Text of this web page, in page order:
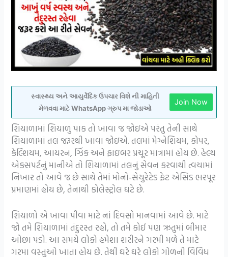
સ્વાસ્થ્ય અને આયુર્વેદિક ઉપચાર વિશે ની માહિતી
મેળવવા માટે WhatsApp ગ્રુપ મા જોડાઓ
Join Now
શિયાળામાં શિયાળુ પાક તો ખાવા જ જોઇએ પરંતુ તેની સાથે
શિયાળામાં તલ જરૂરથી ખાવા જોઇએ. તલમાં મેગ્નેશિયમ, કોપર,
કેલ્શિયમ, આયરન, ઝિંક અને ફાઇબર પ્રચૂર માત્રામાં હોય છે. હેલ્થ
એક્સપર્ટનું માનીએ તો શિયાળામાં તલનું સેવન કરવાથી ત્વચામાં
નિખાર તો આવે જ છે સાથે તેમાં મોનો-સેચુરેટેડ ફેટ એસિડ ભરપૂર
પ્રમાણમાં હોય છે, તેનાથી કોલેસ્ટ્રોલ ઘટે છે.
શિયાળો એ ખાવા પીવા માટે નાં દિવસો માનવામાં આવે છે. માટે
જો તમે શિયાળામાં તંદુરસ્ત રહો, તો તમે કોઈ પણ ઋતુમાં બીમાર
ઓછા પડો. આ સમયે લોકો હંમેશા શરીરને ગરમી મળે તે માટે
ગરમા વસ્તુઓ ખાતા હોય છે. તેથી ઘરે ઘરે લોકો ગોળની વિવિધ